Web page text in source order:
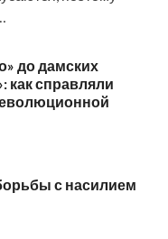
до дамских
как справляли
с насилием